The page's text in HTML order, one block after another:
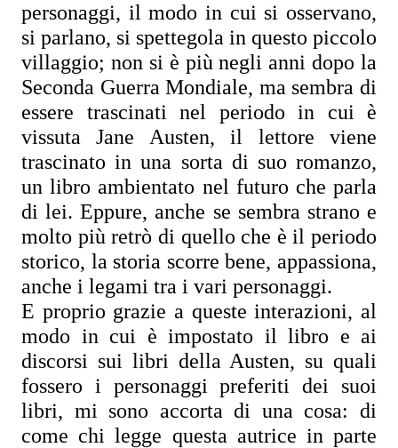
personaggi, il modo in cui si osservano,
si parlano, si spettegola in questo piccolo
villaggio; non si è più negli anni dopo la
Seconda Guerra Mondiale, ma sembra di
essere trascinati nel periodo in cui è
vissuta Jane Austen, il lettore viene
trascinato in una sorta di suo romanzo,
un libro ambientato nel futuro che parla
di lei. Eppure, anche se sembra strano e
molto più retrò di quello che è il periodo
storico, la storia scorre bene, appassiona,
anche i legami tra i vari personaggi.
E proprio grazie a queste interazioni, al
modo in cui è impostato il libro e ai
discorsi sui libri della Austen, su quali
fossero i personaggi preferiti dei suoi
libri, mi sono accorta di una cosa: di
come chi legge questa autrice in parte